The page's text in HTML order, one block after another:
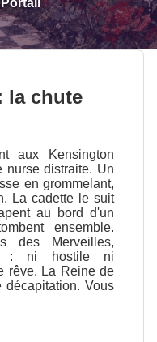
Portail
la chute
aux Kensington
nurse distraite. Un
en grommelant,
La cadette le suit
au bord d'un
ensemble.
des Merveilles,
: ni hostile ni
rêve. La Reine de
Vous